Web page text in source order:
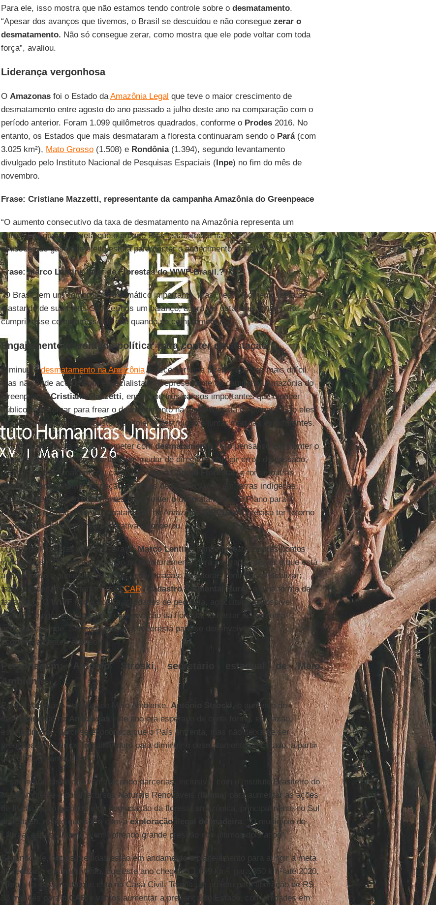
Para ele, isso mostra que não estamos tendo controle sobre o desmatamento.
“Apesar dos avanços que tivemos, o Brasil se descuidou e não consegue zerar o
desmatamento. Não só consegue zerar, como mostra que ele pode voltar com toda
força”, avaliou.
Liderança vergonhosa
O Amazonasfoi o Estado daAmazônia Legal que teve o maior crescimento de
desmatamento entre agosto do ano passado a julho deste ano na comparação com o
período anterior. Foram 1.099 quilômetros quadrados, conforme o Prodes2016. No
entanto, os Estados que mais desmataram a floresta continuaram sendo o Pará(com
3.025 km²), Mato Grosso(1.508) e Rondônia(1.394), segundo levantamento
divulgado pelo Instituto Nacional de Pesquisas Espaciais (Inpe) no fim do mês de
novembro.
Frase: Cristiane Mazzetti, representante da campanha Amazônia do Greenpeace
“O aumento consecutivo da taxa de desmatamento na Amazônia representa um
retrocesso quanto à meta que o próprio País estabeleceu na COP21 para reduzir as
emissões de gases de efeito estufa para conter o aquecimento global”.
Frase: Marco Lentini, líder de Florestas do WWF-Brasil.?
“O Brasil tem um compromisso climático importante, mas, neste momento, está se
afastando de sua meta. Se fizermos um balanço, agora ele está mais longe para
cumprir esse compromisso do que quando se comprometeu”.
Engajamento e ‘vontade política’ para conter devastação
Diminuir odesmatamento na Amazôniaparece ser uma tarefa cada vez mais difícil.
Mas não é, de acordo com especialistas. A representante da campanha Amazônia do
Greenpeace,Cristiane Mazzetti, enumerou três passos importantes que o poder
público deve tomar para frear o desmatamento na maior floresta do planeta. São eles:
assumir compromisso robusto, não tolerar destruição e juntar medidas estruturantes.
“O governo precisa se comprometer comdesmatamento zeropensando em manter o
aquecimento global. Precisa também mudar de direção e corrigir erros do passado,
não tolerar o desmatamento, como fez com oCódigo Florestal, e tomar outras
medidas como retomar a criação de Áreas de Conservação em terras indígenas.
Áreas protegidas são importantes para conter o desmatamento. O Plano para
Prevenção e Controle do Desmatamento na Amazônia (
PPCDAm) precisa ter retorno
em termo de mudança representativa”, ponderou.
O líder de Florestas do WWF-Brasil,Marco Lentini, também destacou três pontos
importantes. “Trabalhar a questão do monitoramento para ser capaz de ver o que está
acontecendo e aumentar as ações concentradas: monitorar, controlar e fiscalizar;
fazer o ordenamento território. OCAR( Cadastro Ambiental Rural) é uma forma de
fazer isso. O
WWF
não é contra atividades de pecuária, agricultura, é possível
conciliar o agronegócio com a conservação da floresta; fomentar de fato uma
econômica verde. Ser capaz de usar a floresta para se desenvolver
economicamente”, analisou.
Personagem: Antônio Stroski, secretário estadual de Meio
Ambiente
Para o secretário estadual de Meio Ambiente,Antônio Stroski
, o aumento do
desmatamento no
Amazonas
este ano era esperado de certa forma, em razão,
especialmente, da crise econômica que o País enfrenta, mas não deixa de ser
preocupante. “Vamos trabalhar duro para diminuir o desmatamento no Estado, a partir
de 2017”, garantiu.
O secretário disse que vem traçando parcerias, inclusive, com o Instituto Brasileiro do
Meio Ambiente e dos Recursos Naturais Renováveis (
) para aumentar as ações
de fiscalização e controle da degradação da floresta amazônica, principalmente no Sul
do Estado, região que sofre com aexploração ilegal de madeira
. “O município de
Lábrea, especialmente, vem sofrendo grande pressão nos últimos dois anos”.
Segundo ele, outras medidas estão em andamento e planejamento para atingir a meta
de reduzir o desmatamento, que este ano chegou a 1.099 km², para 350 km² até 2020,
“Tem a lei da floresta que está na Casa Civil. Temos um projeto para liberação de R$
33 milhões para oCAR e vamos aumentar a presença do Estado, com unidades em